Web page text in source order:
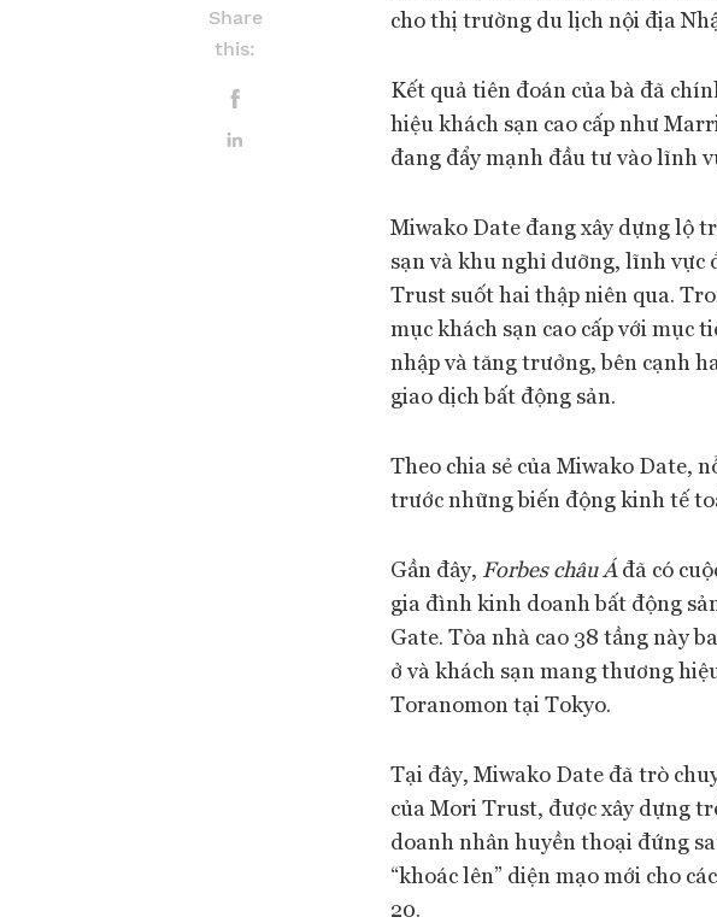
Share
this:
cho thị trường du lịch nội địa
Kết quả tiên đoán của bà đã
hiệu khách sạn cao cấp như
đang đẩy mạnh đầu tư vào lĩnh
Miwako Date đang xây dựng lộ
sạn và khu nghỉ dưỡng, lĩnh vực
Trust suốt hai thập niên qua.
mục khách sạn cao cấp với mục
nhập và tăng trưởng, bên cạnh
giao dịch bất động sản.
Theo chia sẻ của Miwako Date,
trước những biến động kinh tế
Gần đây, Forbes châu Á đã có
gia đình kinh doanh bất động
Gate. Tòa nhà cao 38 tầng này
ở và khách sạn mang thương
Toranomon tại Tokyo.
Tại đây, Miwako Date đã trò
của Mori Trust, được xây dựng
doanh nhân huyền thoại đứng
“khoác lên” diện mạo mới cho
20.